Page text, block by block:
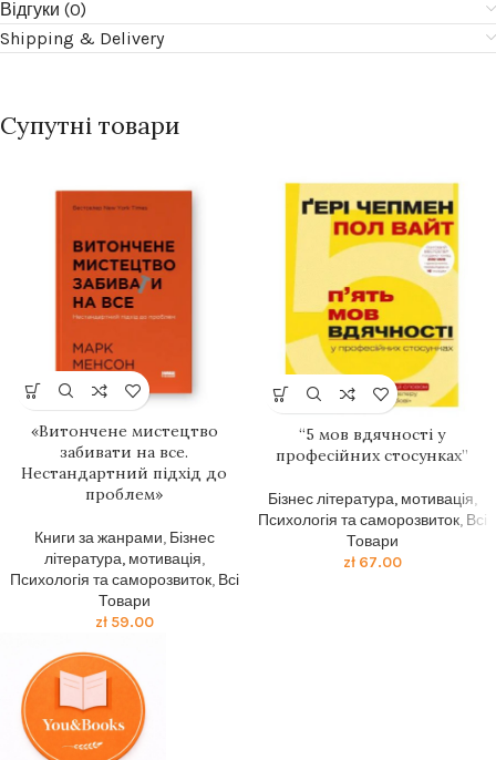
Відгуки (0)
Shipping & Delivery
Супутні товари
«Витончене мистецтво
забивати на все.
Нестандартний підхід до
проблем»
Книги за жанрами, Бізнес
література, мотивація,
Психологія та саморозвиток, Всі
Товари
zł59.00
“5 мов вдячності у
професійних стосунках”
Бізнес література, мотивація,
Психологія та саморозвиток, Всі
Товари
zł67.00